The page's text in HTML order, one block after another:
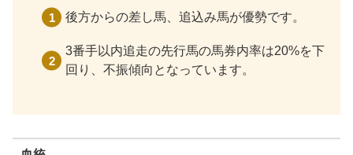
後方からの差し馬、追込み馬が優勢です。
3番手以内追走の先行馬の馬券内率は20%を下
回り、不振傾向となっています。